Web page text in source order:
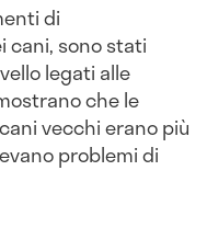
di
cani, sono stati
legati alle
che le
vecchi erano più
problemi di